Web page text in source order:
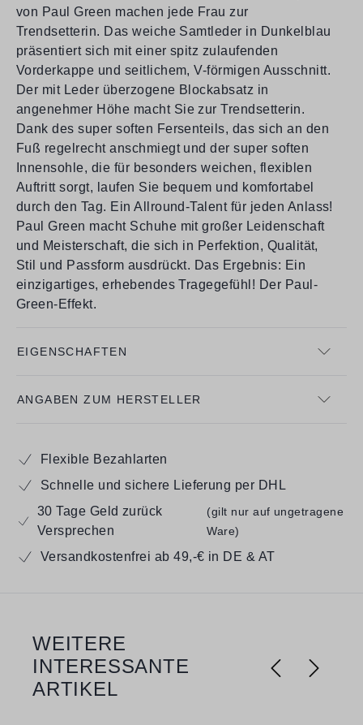
von Paul Green machen jede Frau zur
Trendsetterin. Das weiche Samtleder in Dunkelblau
präsentiert sich mit einer spitz zulaufenden
Vorderkappe und seitlichem, V-förmigen Ausschnitt.
Der mit Leder überzogene Blockabsatz in
angenehmer Höhe macht Sie zur Trendsetterin.
Dank des super soften Fersenteils, das sich an den
Fuß regelrecht anschmiegt und der super soften
Innensohle, die für besonders weichen, flexiblen
Auftritt sorgt, laufen Sie bequem und komfortabel
durch den Tag. Ein Allround-Talent für jeden Anlass!
Paul Green macht Schuhe mit großer Leidenschaft
und Meisterschaft, die sich in Perfektion, Qualität,
Stil und Passform ausdrückt. Das Ergebnis: Ein
einzigartiges, erhebendes Tragegefühl! Der Paul-
Green-Effekt.
EIGENSCHAFTEN
ANGABEN ZUM HERSTELLER
Flexible Bezahlarten
Schnelle und sichere Lieferung per DHL
30 Tage Geld zurück
Versprechen
(gilt nur auf ungetragene
Ware)
Versandkostenfrei ab 49,-€ in DE & AT
Produktgalerie überspringen
WEITERE
INTERESSANTE
ARTIKEL